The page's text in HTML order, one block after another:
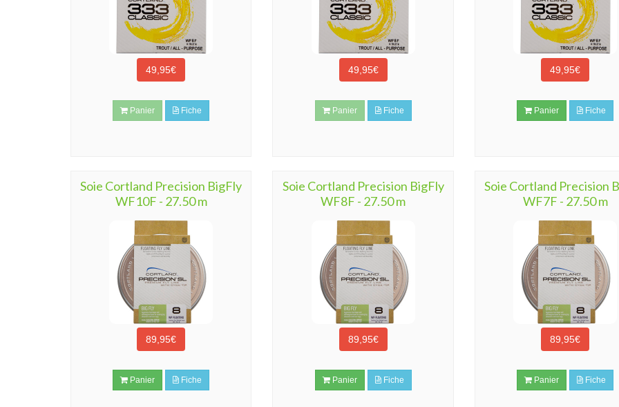
49,95€
Panier Fiche
49,95€
Panier Fiche
49,95€
Panier Fiche
Soie Cortland Precision BigFly
WF10F - 27.50 m
89,95€
Panier Fiche
Soie Cortland Precision BigFly
WF8F - 27.50 m
89,95€
Panier Fiche
Soie Cortland Precision
WF7F - 27.50 m
89,95€
Panier Fiche